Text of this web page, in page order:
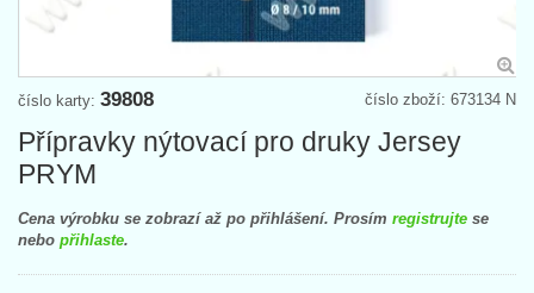
číslo zboží: 673134 N
číslo karty: 39808
Přípravky nýtovací pro druky Jersey
PRYM
Cena výrobku se zobrazí až po přihlášení. Prosím registrujte se
nebo přihlaste.